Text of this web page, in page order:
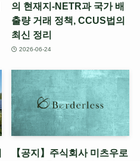
의 현재지-NETR과 국가 배
출량 거래 정책, CCUS법의
최신 정리
2026-06-24
【공지】주식회사 미츠우로